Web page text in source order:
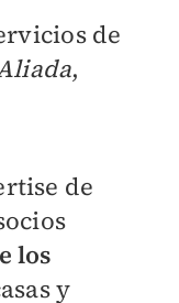
de
,
de
los
y